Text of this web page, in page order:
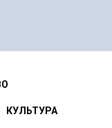
КУЛЬТУРА